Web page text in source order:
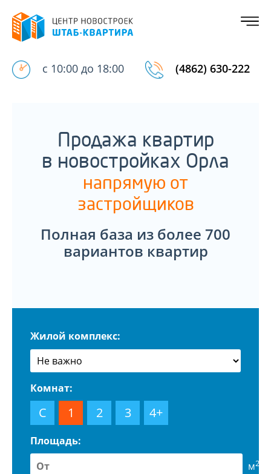
с 10:00 до 18:00 (4862) 630-222
Продажа квартир
в новостройках Орла
напрямую от
застройщиков
Полная база из более 700
вариантов квартир
Жилой комплекс:
Комнат:
С 1 2 3 4+
Площадь:
м2